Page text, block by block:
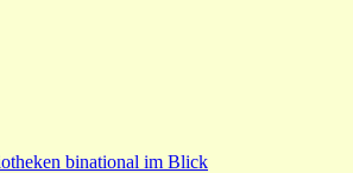
binational im Blick